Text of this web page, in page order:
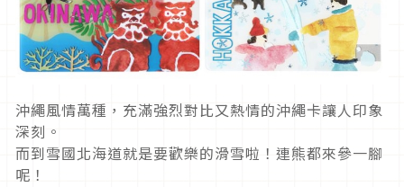
沖繩風情萬種，充滿強烈對比又熱情的沖繩卡讓人印象
深刻。
而到雪國北海道就是要歡樂的滑雪啦！連熊都來參一腳
呢！